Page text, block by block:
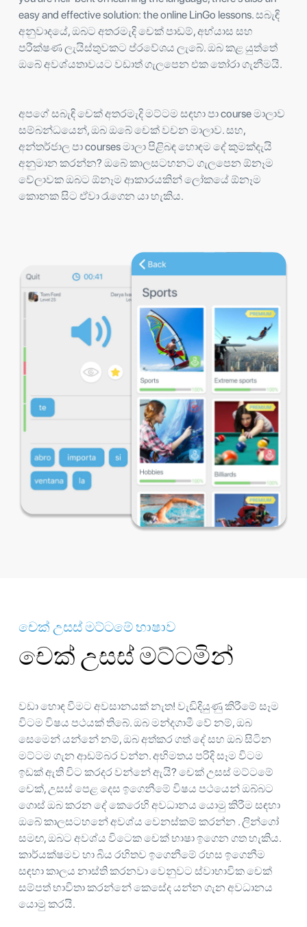
easy and effective solution: the online LinGo lessons. සබැඳි
අනුවාදයේ, ඔබට අතරමැදි චෙක් පාඩම්, අභ්යාස සහ
පරීක්ෂණ ලැයිස්තුවකට ප්රවේශය ලැබේ. ඔබ කළ යුත්තේ
ඔබේ අවශ්යතාවයට වඩාත් ගැලපෙන එක තෝරා ගැනීමයි.
අපගේ සබැඳි චෙක් අතරමැදි මට්ටම සඳහා පා course මාලාව
සම්බන්ධයෙන්, ඔබ ඔබේ චෙක් වචන මාලාව. සහ,
අන්තර්ජාල පා courses මාලා පිළිබඳ හොඳම දේ කුමක්දැයි
අනුමාන කරන්න? ඔබේ කාලසටහනට ගැලපෙන ඕනෑම
වේලාවක ඔබට ඕනෑම ආකාරයකින් ලෝකයේ ඕනෑම
කොනක සිට ඒවා රැගෙන යා හැකිය.
චෙක් උසස් මට්ටමේ භාෂාව
චෙක් උසස් මට්ටමින්
වඩා හොඳ වීමට අවසානයක් නැත! වැඩිදියුණු කිරීමේ සෑම
විටම විෂය පථයක් තිබේ. ඔබ මන්දගාමී වේ නම්, ඔබ
සෙමෙන් යන්නේ නම්, ඔබ අත්කර ගත් දේ සහ ඔබ සිටින
මට්ටම ගැන ආඩම්බර වන්න. අභිමතය පරිදි සෑම විටම
ඉඩක් ඇති විට කරදර වන්නේ ඇයි? චෙක් උසස් මට්ටමේ
චෙක්, උසස් පෙළ දෙස ඉගෙනීමේ විෂය පථයෙන් ඔබ්බට
ගොස් ඔබ කරන දේ කෙරෙහි අවධානය යොමු කිරීම සඳහා
ඔබේ කාලසටහනේ අවශ්ය වෙනස්කම් කරන්න . ලින්ගෝ
සමඟ, ඔබට අවශ්ය විටෙක චෙක් භාෂා ඉගෙන ගත හැකිය.
කාර්යක්ෂමව හා බිය රහිතව ඉගෙනීමේ රහස ඉගෙනීම
සඳහා කාලය නාස්ති කරනවා වෙනුවට ස්වාභාවික චෙක්
සම්පත් භාවිතා කරන්නේ කෙසේද යන්න ගැන අවධානය
යොමු කරයි.